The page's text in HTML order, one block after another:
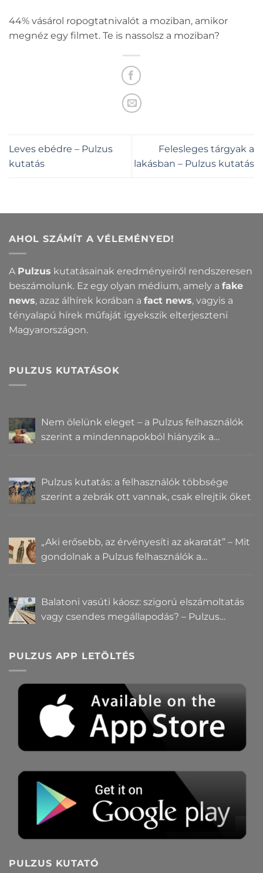
44% vásárol ropogtatnivalót a moziban, amikor
megnéz egy filmet. Te is nassolsz a moziban?
Leves ebédre – Pulzus
kutatás
Felesleges tárgyak a
lakásban – Pulzus kutatás
AHOL SZÁMÍT A VÉLEMÉNYED!
A Pulzus kutatásainak eredményeiről rendszeresen
beszámolunk. Ez egy olyan médium, amely a fake
news, azaz álhírek korában a fact news, vagyis a
tényalapú hírek műfaját igyekszik elterjeszteni
Magyarországon.
PULZUS KUTATÁSOK
Nem ölelünk eleget – a Pulzus felhasználók
szerint a mindennapokból hiányzik a
Pulzus kutatás: a felhasználók többsége
szerint a zebrák ott vannak, csak elrejtik őket
„Aki erősebb, az érvényesíti az akaratát” – Mit
gondolnak a Pulzus felhasználók a
Balatoni vasúti káosz: szigorú elszámoltatás
vagy csendes megállapodás? – Pulzus
PULZUS APP LETÖLTÉS
PULZUS KUTATÓ